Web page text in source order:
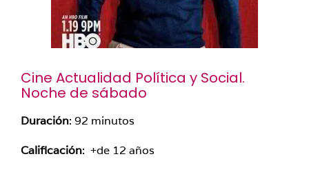
Cine Actualidad Política y Social.
Noche de sábado
Duración: 92 minutos
Calificación: +de 12 años